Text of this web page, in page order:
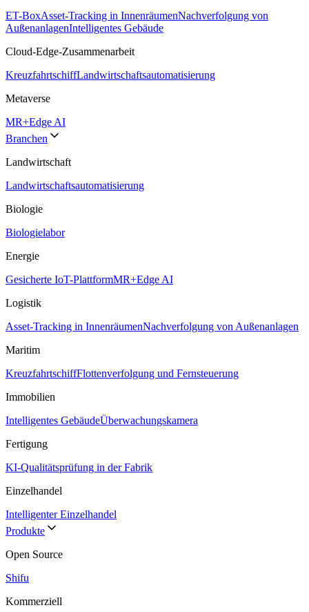
ET-BoxAsset-Tracking in InnenräumenNachverfolgung von
AußenanlagenIntelligentes Gebäude
Cloud-Edge-Zusammenarbeit
KreuzfahrtschiffLandwirtschaftsautomatisierung
Metaverse
MR+Edge AI
Branchen
Landwirtschaft
Landwirtschaftsautomatisierung
Biologie
Biologielabor
Energie
Gesicherte IoT-PlattformMR+Edge AI
Logistik
Asset-Tracking in InnenräumenNachverfolgung von Außenanlagen
Maritim
KreuzfahrtschiffFlottenverfolgung und Fernsteuerung
Immobilien
Intelligentes GebäudeÜberwachungskamera
Fertigung
KI-Qualitätsprüfung in der Fabrik
Einzelhandel
Intelligenter Einzelhandel
Produkte
Open Source
Shifu
Kommerziell